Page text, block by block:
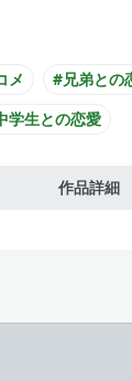
メ
#兄弟との
学生との恋愛
作品詳細